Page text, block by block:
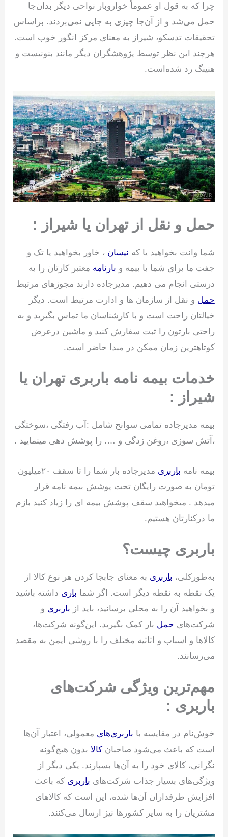
چرا که به قول او عموماً خواروبار نواحی دیگر بدان‌جا
حمل می‌شد و از آن‌جا چیزی به جایی نمی‌بردند. براساس
تحقیقات تدسکو، شیراز به معنای مرکز انگور خوب است.
هرچند این نظر توسط پژوهشگران دیگر مانند بنونیست و
هنینگ رد شده‌است.
حمل و نقل از تهران یا شیراز :
شما وانت بخواهید یا که نیسان ، خاور بخواهید یا تک و
جفت ما برای شما با بیمه و بارنامه معتبر کارتان را به
درستی انجام می دهیم. مدیرجاده دارند مجوزهای مرتبط
حمل و نقل از سازمان ها و ادارت مرتبط است. دیگر
خیالتان راحت است و با کارشناسان ما تماس بگیرید و به
راحتی بارتون را ثبت سفارش کنید و ماشین درعرض
کوتاهترین زمان ممکن در مبدا حاضر است.
خدمات بیمه نامه باربری تهران یا
شیراز :
بیمه مدیرجاده تمامی سوانح شامل :آب رفتگی ،سوختگی
،آتش سوزی ،روغن زدگی و …. را پوشش دهی مینمایید .
بیمه نامه باربری
مدیرجاده بار شما را تا سقف ۲۰میلیون
تومان به صورت رایگان تحت پوشش بیمه نامه قرار
میدهد . میخواهید سقف پوشش بیمه ای را زیاد کنید بازم
ما درکنارتان هستیم.
باربری چیست؟
به‌طورکلی، باربری به معنای جابجا کردن هر نوع کالا از
یک نقطه به نقطه دیگر است. اگر شما باری داشته باشید
و بخواهید آن را به محلی برسانید، باید از باربری و
شرکت‌های حمل بار کمک بگیرید. این‌گونه شرکت‌ها،
کالاها و اسباب و اثاثیه مختلف را با روشی ایمن به مقصد
می‌رسانند.
مهم‌ترین ویژگی شرکت‌های
باربری :
خوش‌نام در مقایسه با باربری‌های معمولی، اعتبار آن‌ها
است که باعث می‌شود صاحبانکالا بدون هیچ‌گونه
نگرانی، کالای خود را به آن‌ها بسپارند. یکی دیگر از
ویژگی‌های بسیار جذاب شرکت‌های باربری که باعث
افزایش طرفداران آن‌ها شده، این است که کالاهای
مشتریان را به سایر کشورها نیز ارسال می‌کنند.